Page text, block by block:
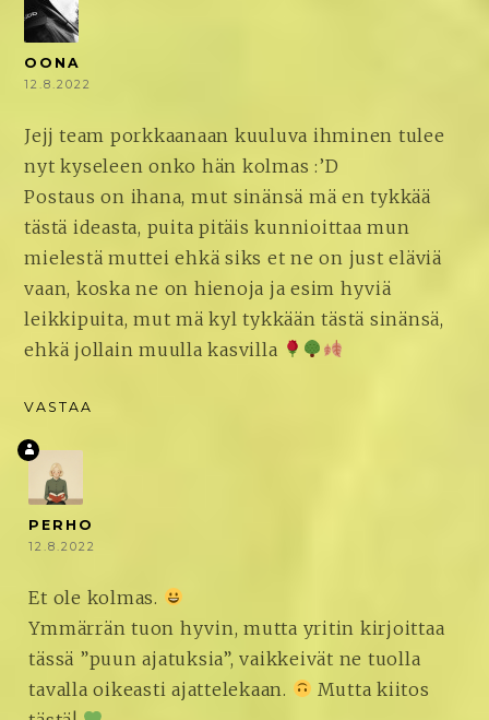
OONA
12.8.2022
Jejj team porkkaanaan kuuluva ihminen tulee
nyt kyseleen onko hän kolmas :’D
Postaus on ihana, mut sinänsä mä en tykkää
tästä ideasta, puita pitäis kunnioittaa mun
mielestä muttei ehkä siks et ne on just eläviä
vaan, koska ne on hienoja ja esim hyviä
leikkipuita, mut mä kyl tykkään tästä sinänsä,
ehkä jollain muulla kasvilla
VASTAA
PERHO
12.8.2022
Et ole kolmas.
Ymmärrän tuon hyvin, mutta yritin kirjoittaa
tässä ”puun ajatuksia”, vaikkeivät ne tuolla
tavalla oikeasti ajattelekaan.
Mutta kiitos